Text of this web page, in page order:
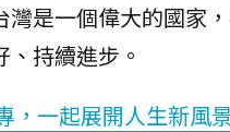
灣是一個偉大的國家
持續進步。
，一起展開人生新風